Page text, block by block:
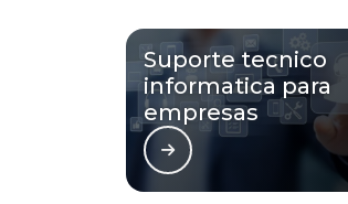
Suporte tecnico
informatica para
empresas